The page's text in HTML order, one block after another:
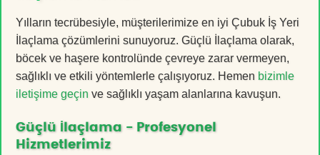
Yılların tecrübesiyle, müşterilerimize en iyi Çubuk İş Yeri
İlaçlama çözümlerini sunuyoruz. Güçlü İlaçlama olarak,
böcek ve haşere kontrolünde çevreye zarar vermeyen,
sağlıklı ve etkili yöntemlerle çalışıyoruz. Hemen bizimle
iletişime geçin ve sağlıklı yaşam alanlarına kavuşun.
Güçlü İlaçlama - Profesyonel
Hizmetlerimiz